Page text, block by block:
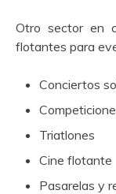
Otro sector en
flotantes para
Conciertos
Triatlones
Cine flotante
Pasarelas y